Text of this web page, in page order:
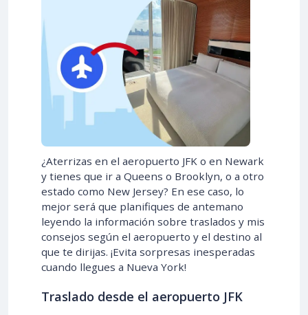
¿Aterrizas en el aeropuerto JFK o en Newark
y tienes que ir a Queens o Brooklyn, o a otro
estado como New Jersey? En ese caso, lo
mejor será que planifiques de antemano
leyendo la información sobre traslados y mis
consejos según el aeropuerto y el destino al
que te dirijas. ¡Evita sorpresas inesperadas
cuando llegues a Nueva York!
Traslado desde el aeropuerto JFK